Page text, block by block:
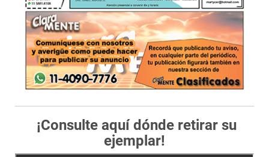
¡Consulte aquí dónde retirar su
ejemplar!